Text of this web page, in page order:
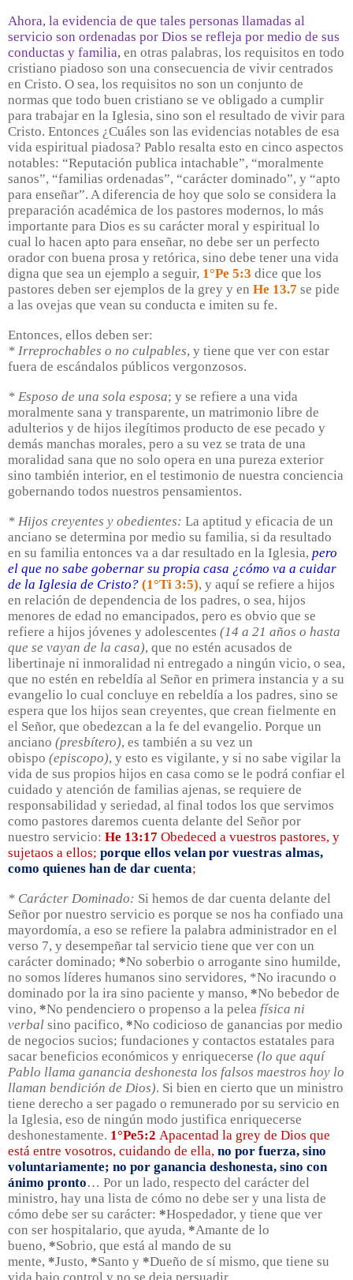
Ahora, la evidencia de que tales personas llamadas al
servicio son ordenadas por Dios se refleja por medio de sus
conductas y familia, en otras palabras, los requisitos en todo
cristiano piadoso son una consecuencia de vivir centrados
en Cristo. O sea, los requisitos no son un conjunto de
normas que todo buen cristiano se ve obligado a cumplir
para trabajar en la Iglesia, sino son el resultado de vivir para
Cristo. Entonces ¿Cuáles son las evidencias notables de esa
vida espiritual piadosa? Pablo resalta esto en cinco aspectos
notables: “Reputación publica intachable”, “moralmente
sanos”, “familias ordenadas”, “carácter dominado”, y “apto
para enseñar”. A diferencia de hoy que solo se considera la
preparación académica de los pastores modernos, lo más
importante para Dios es su carácter moral y espiritual lo
cual lo hacen apto para enseñar, no debe ser un perfecto
orador con buena prosa y retórica, sino debe tener una vida
digna que sea un ejemplo a seguir, 1°Pe 5:3 dice que los
pastores deben ser ejemplos de la grey y en He 13.7 se pide
a las ovejas que vean su conducta e imiten su fe.
Entonces, ellos deben ser:
* Irreprochables o no culpables, y tiene que ver con estar
fuera de escándalos públicos vergonzosos.
* Esposo de una sola esposa; y se refiere a una vida
moralmente sana y transparente, un matrimonio libre de
adulterios y de hijos ilegítimos producto de ese pecado y
demás manchas morales, pero a su vez se trata de una
moralidad sana que no solo opera en una pureza exterior
sino también interior, en el testimonio de nuestra conciencia
gobernando todos nuestros pensamientos.
* Hijos creyentes y obedientes: La aptitud y eficacia de un
anciano se determina por medio su familia, si da resultado
en su familia entonces va a dar resultado en la Iglesia, pero
el que no sabe gobernar su propia casa ¿cómo va a cuidar
de la Iglesia de Cristo? (1°Ti 3:5), y aquí se refiere a hijos
en relación de dependencia de los padres, o sea, hijos
menores de edad no emancipados, pero es obvio que se
refiere a hijos jóvenes y adolescentes (14 a 21 años o hasta
que se vayan de la casa), que no estén acusados de
libertinaje ni inmoralidad ni entregado a ningún vicio, o sea,
que no estén en rebeldía al Señor en primera instancia y a su
evangelio lo cual concluye en rebeldía a los padres, sino se
espera que los hijos sean creyentes, que crean fielmente en
el Señor, que obedezcan a la fe del evangelio. Porque un
anciano (presbítero), es también a su vez un
obispo (episcopo), y esto es vigilante, y si no sabe vigilar la
vida de sus propios hijos en casa como se le podrá confiar el
cuidado y atención de familias ajenas, se requiere de
responsabilidad y seriedad, al final todos los que servimos
como pastores daremos cuenta delante del Señor por
nuestro servicio: He 13:17 Obedeced a vuestros pastores, y
sujetaos a ellos; porque ellos velan por vuestras almas,
como quienes han de dar cuenta;
* Carácter Dominado: Si hemos de dar cuenta delante del
Señor por nuestro servicio es porque se nos ha confiado una
mayordomía, a eso se refiere la palabra administrador en el
verso 7, y desempeñar tal servicio tiene que ver con un
carácter dominado; *No soberbio o arrogante sino humilde,
no somos líderes humanos sino servidores, *No iracundo o
dominado por la ira sino paciente y manso, *No bebedor de
vino, *No pendenciero o propenso a la pelea física ni
verbal sino pacifico, *No codicioso de ganancias por medio
de negocios sucios; fundaciones y contactos estatales para
sacar beneficios económicos y enriquecerse (lo que aquí
Pablo llama ganancia deshonesta los falsos maestros hoy lo
llaman bendición de Dios). Si bien en cierto que un ministro
tiene derecho a ser pagado o remunerado por su servicio en
la Iglesia, eso de ningún modo justifica enriquecerse
deshonestamente. 1°Pe5:2 Apacentad la grey de Dios que
está entre vosotros, cuidando de ella, no por fuerza, sino
voluntariamente; no por ganancia deshonesta, sino con
ánimo pronto… Por un lado, respecto del carácter del
ministro, hay una lista de cómo no debe ser y una lista de
cómo debe ser su carácter: *Hospedador, y tiene que ver
con ser hospitalario, que ayuda, *Amante de lo
bueno, *Sobrio, que está al mando de su
mente, *Justo, *Santo y *Dueño de sí mismo, que tiene su